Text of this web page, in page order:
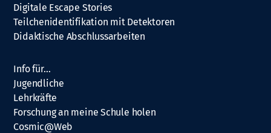
Digitale Escape Stories
Teilchenidentifikation mit Detektoren
Didaktische Abschlussarbeiten
Info für…
Jugendliche
Lehrkräfte
Forschung an meine Schule holen
Cosmic@Web